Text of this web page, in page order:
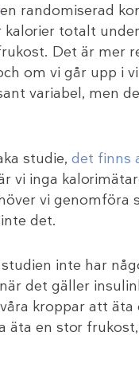
en randomiserad
totalt
Det är mer
om vi går upp i
variabel, men
studie, det finns
vi inga
vi
det.
inte har
det gäller
kroppar att
äta en stor